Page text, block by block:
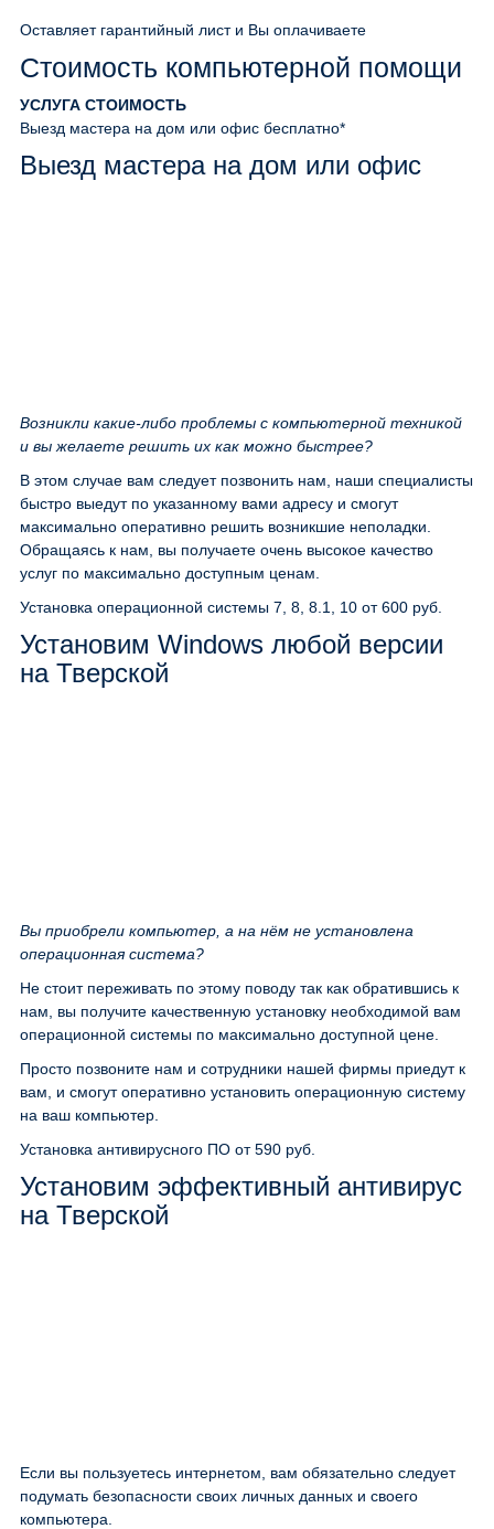
Оставляет гарантийный лист и Вы оплачиваете
Стоимость компьютерной помощи
УСЛУГА СТОИМОСТЬ
Выезд мастера на дом или офис бесплатно*
Выезд мастера на дом или офис
Возникли какие-либо проблемы с компьютерной техникой
и вы желаете решить их как можно быстрее?
В этом случае вам следует позвонить нам, наши специалисты
быстро выедут по указанному вами адресу и смогут
максимально оперативно решить возникшие неполадки.
Обращаясь к нам, вы получаете очень высокое качество
услуг по максимально доступным ценам.
Установка операционной системы 7, 8, 8.1, 10 от 600 руб.
Установим Windows любой версии
на Тверской
Вы приобрели компьютер, а на нём не установлена
операционная система?
Не стоит переживать по этому поводу так как обратившись к
нам, вы получите качественную установку необходимой вам
операционной системы по максимально доступной цене.
Просто позвоните нам и сотрудники нашей фирмы приедут к
вам, и смогут оперативно установить операционную систему
на ваш компьютер.
Установка антивирусного ПО от 590 руб.
Установим эффективный антивирус
на Тверской
Если вы пользуетесь интернетом, вам обязательно следует
подумать безопасности своих личных данных и своего
компьютера.